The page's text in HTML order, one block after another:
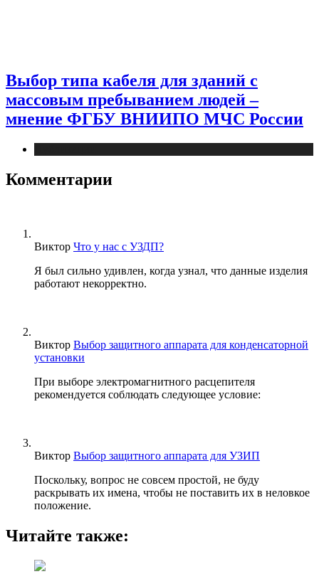
Выбор типа кабеля для зданий с
массовым пребыванием людей –
мнение ФГБУ ВНИИПО МЧС России
Комментарии
Виктор Что у нас с УЗДП?
Я был сильно удивлен, когда узнал, что данные изделия
работают некорректно.
Виктор Выбор защитного аппарата для конденсаторной
установки
При выборе электромагнитного расцепителя
рекомендуется соблюдать следующее условие:
Виктор Выбор защитного аппарата для УЗИП
Поскольку, вопрос не совсем простой, не буду
раскрывать их имена, чтобы не поставить их в неловкое
положение.
Читайте также: